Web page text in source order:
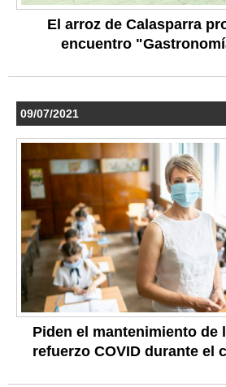
El arroz de Calasparra
encuentro
09/07/2021
Piden el mantenimiento de
refuerzo COVID durante el